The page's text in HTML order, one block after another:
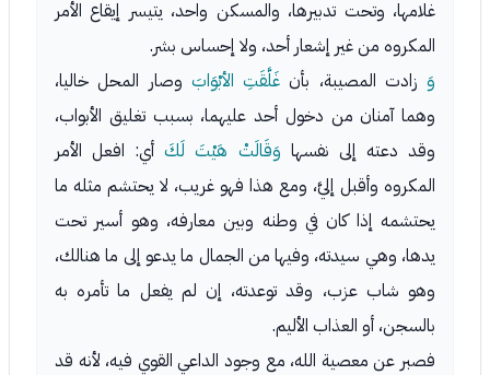
غلامها، وتحت تدبيرها، والمسكن واحد، يتيسر إيقاع الأمر
المكروه من غير إشعار أحد، ولا إحساس بشر.
وَ زادت المصيبة، بأن غَلَّقَتِ الأبْوَابَ وصار المحل خاليا،
وهما آمنان من دخول أحد عليهما، بسبب تغليق الأبواب،
وقد دعته إلى نفسها وَقَالَتْ هَيْتَ لَكَأي: افعل الأمر
المكروه وأقبل إليَّ، ومع هذا فهو غريب، لا يحتشم مثله ما
يحتشمه إذا كان في وطنه وبين معارفه، وهو أسير تحت
يدها، وهي سيدته، وفيها من الجمال ما يدعو إلى ما هنالك،
وهو شاب عزب، وقد توعدته، إن لم يفعل ما تأمره به
بالسجن، أو العذاب الأليم.
فصبر عن معصية الله، مع وجود الداعي القوي فيه، لأنه قد